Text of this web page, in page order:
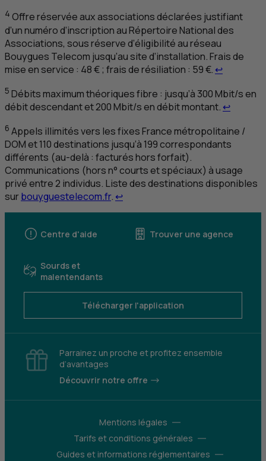
4 Offre réservée aux associations déclarées justifiant
d’un numéro d’inscription au Répertoire National des
Associations, sous réserve d’éligibilité au réseau
Bouygues Telecom jusqu’au site d’installation. Frais de
mise en service : 48 € ; frais de résiliation : 59 €. ↩Retour
5 Débits maximum théoriques fibre : jusqu’à 300Mbit/sen
débit descendant et 200Mbit/sen débit montant. ↩Retour
6 Appels illimités vers les fixes France métropolitaine /
DOMet 110 destinations jusqu’à 199 correspondants
différents (au-delà : facturés hors forfait).
Communications (horsn° courts et spéciaux) à usage
privé entre 2 individus. Liste des destinations disponibles
surbouyguestelecom.fr. ↩Retour au renvoi 6
Centre d'aide Trouver une agence
Sourds et
malentendants
Télécharger l'application
Parrainez un proche et profitez ensemble
d’avantages
Découvrir notre offre
Mentions légales
Tarifs et conditions générales
Guides et informations réglementaires